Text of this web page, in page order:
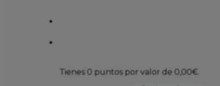
Tienes 0 puntos por valor de 0,00€.